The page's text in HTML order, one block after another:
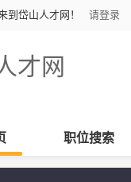
到岱山人才网！ 请登录
才网
职位搜索